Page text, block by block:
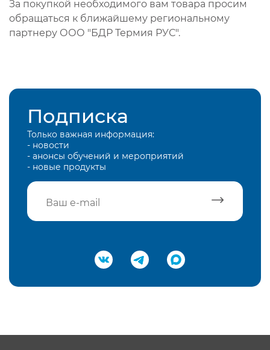
За покупкой необходимого вам товара просим
обращаться к ближайшему региональному
партнеру ООО "БДР Термия РУС".
Подписка
Только важная информация:
- новости
- анонсы обучений и мероприятий
- новые продукты
Подтвердить e-mail